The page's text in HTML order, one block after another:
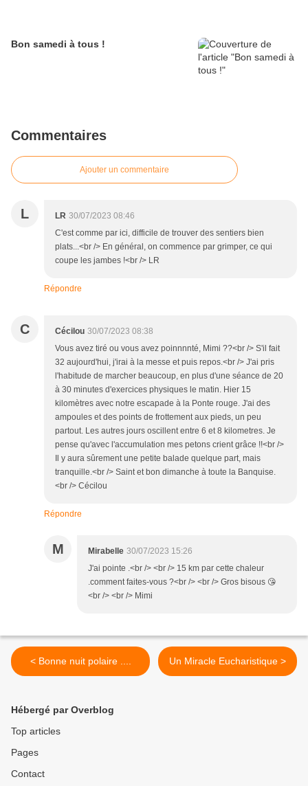
Bon samedi à tous !
Commentaires
Ajouter un commentaire
L LR 30/07/2023 08:46
C'est comme par ici, difficile de trouver des sentiers bien
plats...<br /> En général, on commence par grimper, ce qui
coupe les jambes !<br /> LR
Répondre
C Cécilou 30/07/2023 08:38
Vous avez tiré ou vous avez poinnnnté, Mimi ??<br /> S'il fait
32 aujourd'hui, j'irai à la messe et puis repos.<br /> J'ai pris
l'habitude de marcher beaucoup, en plus d'une séance de 20
à 30 minutes d'exercices physiques le matin. Hier 15
kilomètres avec notre escapade à la Ponte rouge. J'ai des
ampoules et des points de frottement aux pieds, un peu
partout. Les autres jours oscillent entre 6 et 8 kilometres. Je
pense qu'avec l'accumulation mes petons crient grâce !!<br />
Il y aura sûrement une petite balade quelque part, mais
tranquille.<br /> Saint et bon dimanche à toute la Banquise.
<br /> Cécilou
Répondre
M Mirabelle 30/07/2023 15:26
J'ai pointe .<br /> <br /> 15 km par cette chaleur
.comment faites-vous ?<br /> <br /> Gros bisous 😘
<br /> <br /> Mimi
< Bonne nuit polaire .... Un Miracle Eucharistique >
Hébergé par Overblog
Top articles
Pages
Contact